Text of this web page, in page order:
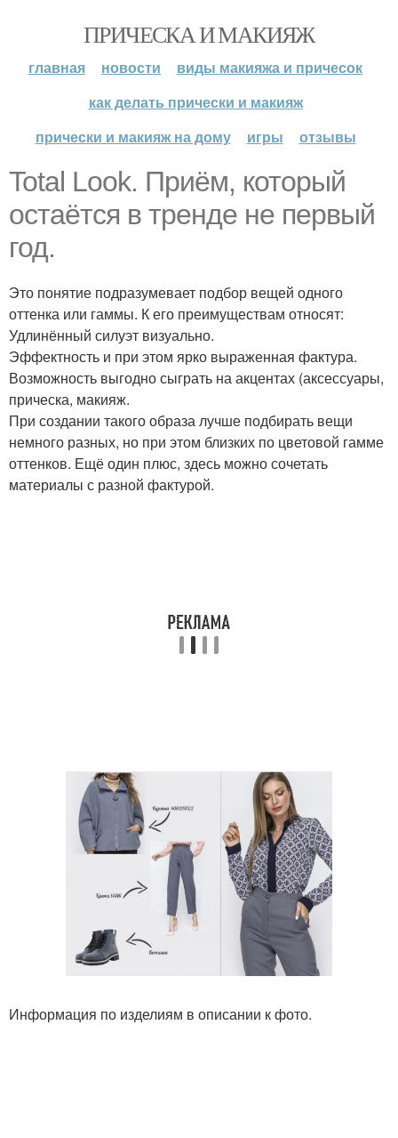
ПРИЧЕСКА И МАКИЯЖ
главная новости
виды макияжа и причесок
как делать прически и макияж
прически и макияж на дому
игры отзывы
Total Look. Приём, который
остаётся в тренде не первый
год.
Это понятие подразумевает подбор вещей одного
оттенка или гаммы. К его преимуществам относят:
Удлинённый силуэт визуально.
Эффектность и при этом ярко выраженная фактура.
Возможность выгодно сыграть на акцентах (аксессуары,
прическа, макияж.
При создании такого образа лучше подбирать вещи
немного разных, но при этом близких по цветовой гамме
оттенков. Ещё один плюс, здесь можно сочетать
материалы с разной фактурой.
Информация по изделиям в описании к фото.